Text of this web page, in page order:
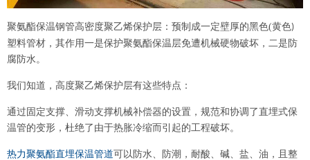
聚氨酯保温钢管高密度聚乙烯保护层：预制成一定壁厚的黑色(黄色)
塑料管材，其作用一是保护聚氨酯保温层免遭机械硬物破坏，二是防
腐防水。
我们知道，高度聚乙烯保护层有这些特点：
通过固定支撑、滑动支撑机械补偿器的设置，规范和协调了直埋式保
温管的变形，杜绝了由于热胀冷缩而引起的工程破坏。
热力聚氨酯直埋保温管道可以防水、防潮，耐酸、碱、盐、油，且整